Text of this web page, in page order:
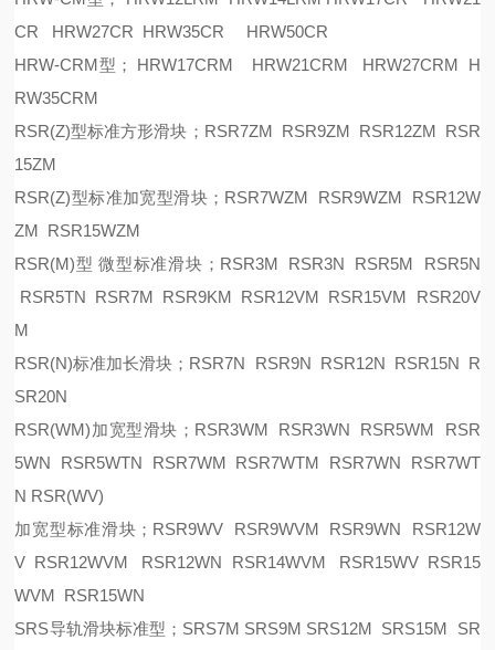
CR HRW27CR HRW35CR HRW50CR
HRW-CRM型； HRW17CRM HRW21CRM HRW27CRM H
RW35CRM
RSR(Z)型标准方形滑块；RSR7ZM RSR9ZM RSR12ZM RSR
15ZM
RSR(Z)型标准加宽型滑块；RSR7WZM RSR9WZM RSR12W
ZM RSR15WZM
RSR(M)型 微型标准滑块；RSR3M RSR3N RSR5M RSR5N
RSR5TN RSR7M RSR9KM RSR12VM RSR15VM RSR20V
M
RSR(N)标准加长滑块；RSR7N RSR9N RSR12N RSR15N R
SR20N
RSR(WM)加宽型滑块；RSR3WM RSR3WN RSR5WM RSR
5WN RSR5WTN RSR7WM RSR7WTM RSR7WN RSR7WT
N RSR(WV)
加宽型标准滑块； RSR9WV RSR9WVM RSR9WN RSR12W
V RSR12WVM RSR12WN RSR14WVM RSR15WV RSR15
WVM RSR15WN
SRS导轨滑块标准型；SRS7M SRS9M SRS12M SRS15M SR